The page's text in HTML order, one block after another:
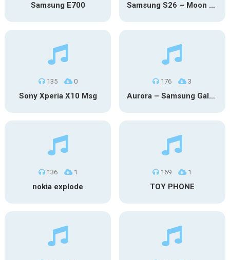
Samsung E700 Samsung S26 – Moon Discovery
135 0
Sony Xperia X10 Msg
176 3
Aurora – Samsung Galaxy S26
136 1
nokia explode
169 1
TOY PHONE